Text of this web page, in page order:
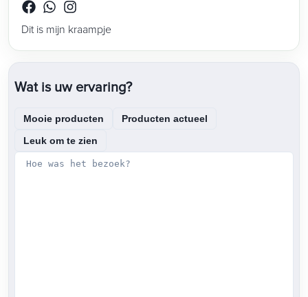
Dit is mijn kraampje
Wat is uw ervaring?
Mooie producten
Producten actueel
Leuk om te zien